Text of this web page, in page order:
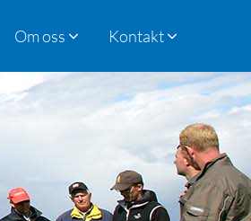
Om oss Kontakt